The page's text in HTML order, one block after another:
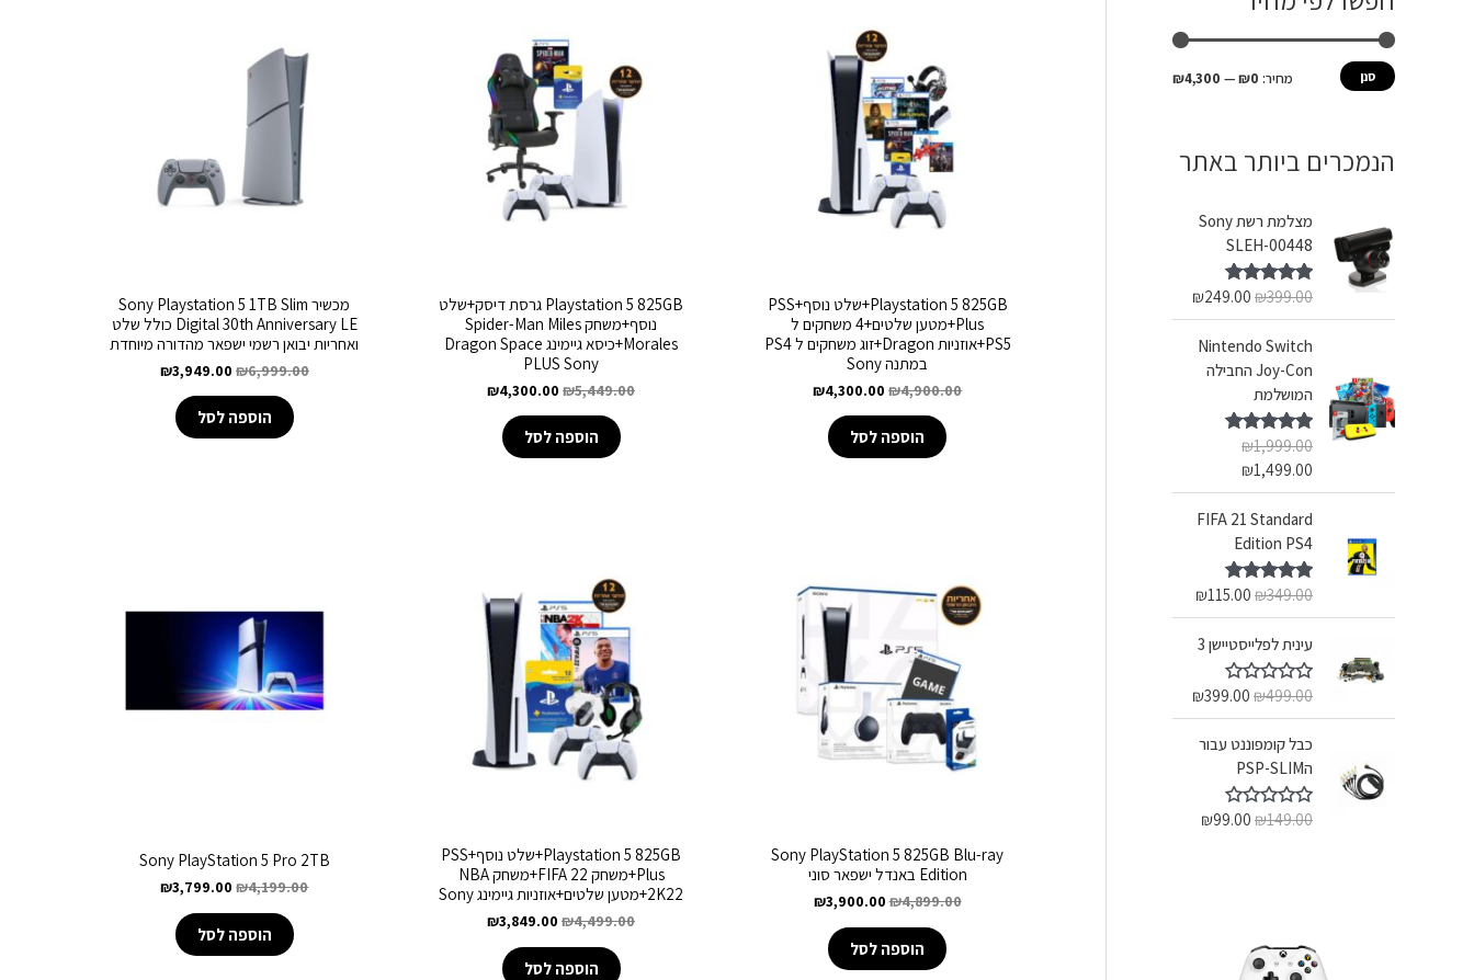
ר
סנן מחיר: ₪0
—
₪4,300
הנמכרים ביותר באתר
מצלמת רשת Sony
SLEH-00448
דורג5.00
₪399.00
₪249.00
Nintendo Switch
Joy-Con החבילה
המושלמת
דורג5.00
מתוך 5
₪1,999.00
₪1,499.00
FIFA 21 Standard
Edition PS4
דורג5.00
₪349.00
₪115.00
עינית לפלייסטיישן 3
ד
ג
מ
ת
ו
ך
₪499.00
₪399.00
כבל קומפוננט עבור
הPSP-SLIM
ד
ך
5
₪149.00
₪99.00
Playstation 5 825GB+שלט נוסף+PSS
Plus+מטען שלטים+4 משחקים ל
PS5+אוזניות Dragon+זוג משחקים ל PS4
במתנה Sony
₪4,900.00
₪4,300.00
הוספה לסל
Playstation 5 825GB גרסת דיסק+שלט
נוסף+משחק Spider-Man Miles
Morales+כיסא גיימינג Dragon Space
PLUS Sony
₪5,449.00
₪4,300.00
הוספה לסל
מכשיר Sony Playstation 5 1TB Slim
Digital 30th Anniversary LE כולל שלט
ואחריות יבואן רשמי ישפאר מהדורה מיוחדת
₪6,999.00
₪3,949.00
הוספה לסל
Sony PlayStation 5 825GB Blu-ray
Edition באנדל ישפאר סוני
₪4,899.00
₪3,900.00
הוספה לסל
Playstation 5 825GB+שלט נוסף+PSS
Plus+משחק FIFA 22+משחק NBA
2K22+מטען שלטים+אוזניות גיימינג Sony
₪4,499.00
₪3,849.00
הוספה לסל
Sony PlayStation 5 Pro 2TB
₪4,199.00
₪3,799.00
הוספה לסל